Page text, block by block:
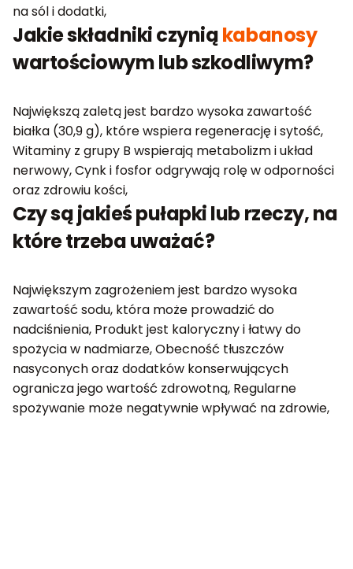
na sól i dodatki,
Jakie składniki czyniąkabanosy
wartościowym lub szkodliwym?
Największą zaletą jest bardzo wysoka zawartość
białka (30,9 g), które wspiera regenerację i sytość,
Witaminy z grupy B wspierają metabolizm i układ
nerwowy, Cynk i fosfor odgrywają rolę w odporności
oraz zdrowiu kości,
Czy są jakieś pułapki lub rzeczy, na
które trzeba uważać?
Największym zagrożeniem jest bardzo wysoka
zawartość sodu, która może prowadzić do
nadciśnienia, Produkt jest kaloryczny i łatwy do
spożycia w nadmiarze, Obecność tłuszczów
nasyconych oraz dodatków konserwujących
ogranicza jego wartość zdrowotną, Regularne
spożywanie może negatywnie wpływać na zdrowie,